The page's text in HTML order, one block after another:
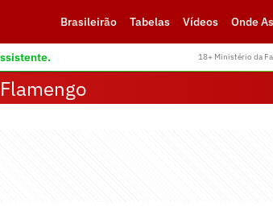
Brasileirão Tabelas Vídeos Onde
18+ Ministério da
Flamengo